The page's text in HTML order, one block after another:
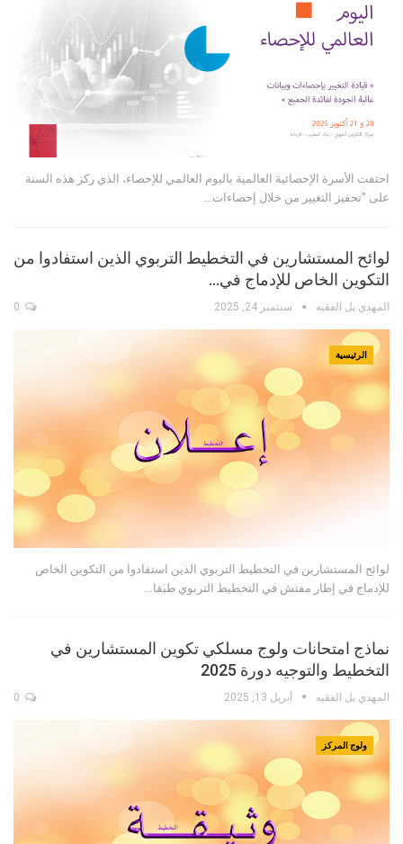
احتفت الأسرة الإحصائية العالمية باليوم العالمي للإحصاء، الذي ركز هذه السنة
على "تحفيز التغيير من خلال إحصاءات…
لوائح المستشارين في التخطيط التربوي الذين استفادوا من
التكوين الخاص للإدماج في…
المهدي بل الفقيه سبتمبر 24, 2025
الرئيسية
لوائح المستشارين في التخطيط التربوي الذين استفادوا من التكوين الخاص
للإدماج في إطار مفتش في التخطيط التربوي طبقا…
نماذج امتحانات ولوج مسلكي تكوين المستشارين في
التخطيط والتوجيه دورة 2025
المهدي بل الفقيه أبريل 13, 2025
ولوج المركز